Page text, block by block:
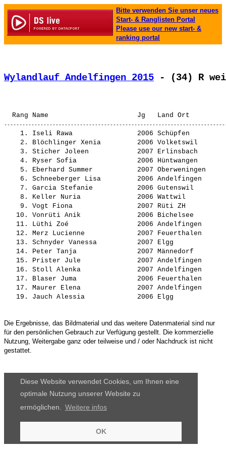
Diese Website verwendet Cookies, um Ihnen eine
optimale Nutzung unserer Website zu
ermöglichen.
Weitere infos
OK
Bitte verwenden Sie unser neues
Start- & Ranglisten Portal
Please use our new start- &
ranking portal
Wylandlauf Andelfingen 2015 - (34) R
    1.
Iseli Rawa
2006 Schüpfen
    2.
Blöchlinger Xenia
2006 Volketswil
    3.
Sticher Joleen
2007 Erlinsbach
    4.
Ryser Sofia
2006 Hüntwangen
    5.
Eberhard Summer
2007
    6.
Schneeberger Lisa
2006
    7.
Garcia Stefanie
2006 Gutenswil
    8.
Keller Nuria
2006 Wattwil
    9.
Vogt Fiona
2007 Rüti ZH
   10.
Vonrüti Anik
2006 Bichelsee
   11.
Lüthi Zoé
2006
   12.
Merz Lucienne
2007
   13.
Schnyder Vanessa
2007 Elgg
   14.
Peter Tanja
2007 Männedorf
   15.
Prister Jule
2007 Andelfingen
   16.
Stoll Alenka
2007
   17.
Blaser Juma
2006
   17.
Maurer Elena
2007
   19.
Jauch Alessia
Die Ergebnisse, das Bildmaterial und das weitere Datenmaterial sind nur
für den persönlichen Gebrauch zur Verfügung gestellt. Die kommerzielle
Nutzung, Weitergabe ganz oder teilweise und / oder Nachdruck ist nicht
gestattet.